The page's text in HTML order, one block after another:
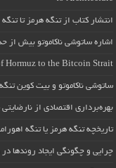
انتشار کتاب از تنگه هرمز تا
اشاره ساتوشی ناکاموتو بیش از
Hormuz to the Bitcoin Strait
ساتوشی ناکاموتو و بیت کوین
بهره‌برداری اقتصادی از
تاریخچه تنگه هرمز یا تنگه
چرایی و چگونگی ایجاد روندها